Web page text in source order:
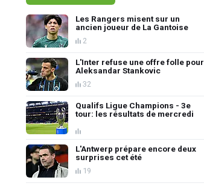
Les Rangers misent sur un
ancien joueur de La Gantoise
2
L'Inter refuse une offre folle pour
Aleksandar Stankovic
32
Qualifs Ligue Champions - 3e
tour: les résultats de mercredi
L'Antwerp prépare encore deux
surprises cet été
19